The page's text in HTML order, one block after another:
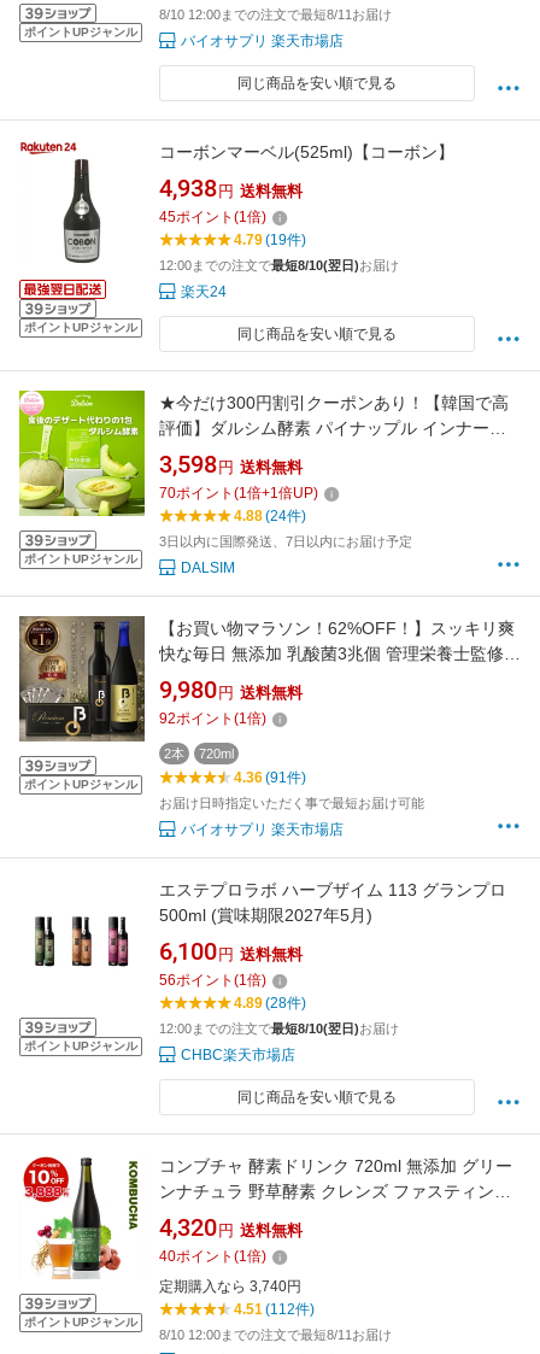
ポイントUPジャンル
8/10 12:00までの注文で最短8/11お届け
バイオサプリ 楽天市場店
同じ商品を安い順で見る
ポイントUPジャンル
コーボンマーベル(525ml)【コーボン】
4,938 円 送料無料
45ポイント (1倍)
4.79(19件)
12:00までの注文で最短8/10(翌日)お届け
楽天24
同じ商品を安い順で見る
ポイントUPジャンル
★今だけ300円割引クーポンあり！【韓国で高
評価】ダルシム酵素 パイナップル インナーケ
ア ビタミンC 粉末 コラーゲン 酵素ドリンク 乳
酸菌 酵素 ドリンク 韓国 美容 グルタチオン天然
酵母由来 ビタミン ダイエット ファスティング
サプリ インナービューティー 30包
3,598 円 送料無料
70ポイント (1倍+1倍UP)
4.88(24件)
3日以内に国際発送、7日以内にお届け予定
DALSIM
ポイントUPジャンル
【お買い物マラソン！62%OFF！】スッキリ爽
快な毎日 無添加 乳酸菌3兆個 管理栄養士監修
酵素ドリンク 頑固なお悩みサポート ファステ
ィング ダイエット 名医のチョイス掲載！
Premium BIO＆BIO酵素 ガイド付 飲み比べ2本
セット特別価格！25ml×5包プレゼント
9,980 円 送料無料
92ポイント (1倍)
2本 720ml
4.36(91件)
お届け日時指定いただく事で最短お届け可能
バイオサプリ 楽天市場店
ポイントUPジャンル
エステプロラボ ハーブザイム 113 グランプロ
500ml (賞味期限2027年5月)
6,100 円 送料無料
56ポイント (1倍)
4.89(28件)
12:00までの注文で最短8/10(翌日)お届け
CHBC楽天市場店
同じ商品を安い順で見る
ポイントUPジャンル
コンブチャ 酵素ドリンク 720ml 無添加 グリー
ンナチュラ 野草酵素 クレンズ ファスティング
ダイエット 紅茶キノコ ファスティングドリン
ク 添加物不使用
4,320 円 送料無料
40ポイント (1倍)
定期購入なら 3,740円
4.51(112件)
8/10 12:00までの注文で最短8/11お届け